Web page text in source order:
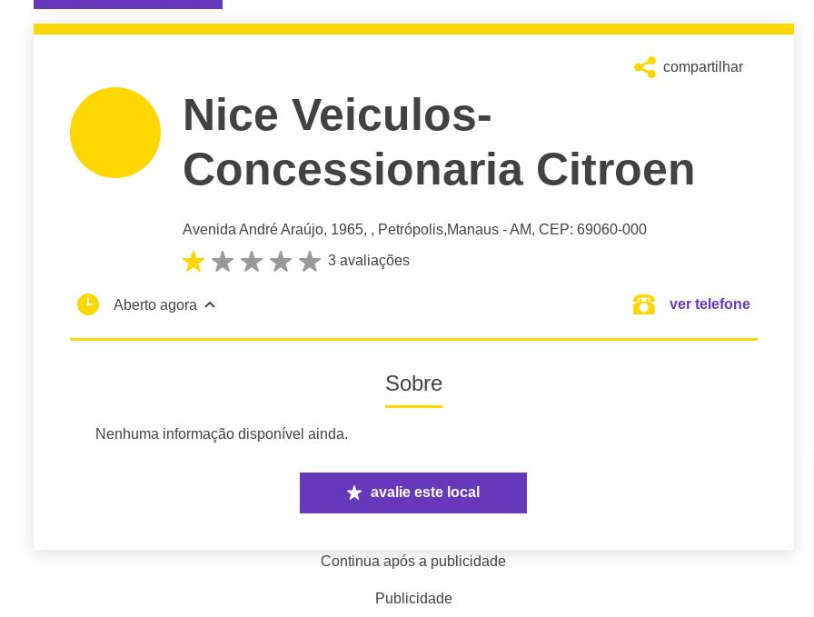
compartilhar
Nice Veiculos-
Concessionaria Citroen
Avenida André Araújo, 1965, , Petrópolis,Manaus - AM, CEP: 69060-000
3 avaliações
Aberto agora ver telefone
Sobre
Nenhuma informação disponível ainda.
avalie este local
Continua após a publicidade
Publicidade